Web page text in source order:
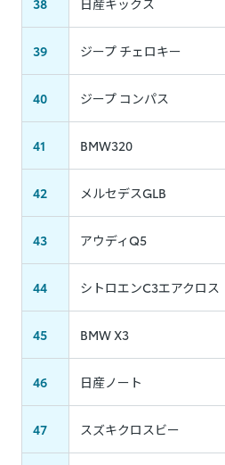
38 日産キックス
39 ジープ チェロキー
40 ジープ コンパス
41 BMW320
42 メルセデスGLB
43 アウディQ5
44 シトロエンC3エアクロス
45 BMW X3
46 日産ノート
47 スズキクロスビー